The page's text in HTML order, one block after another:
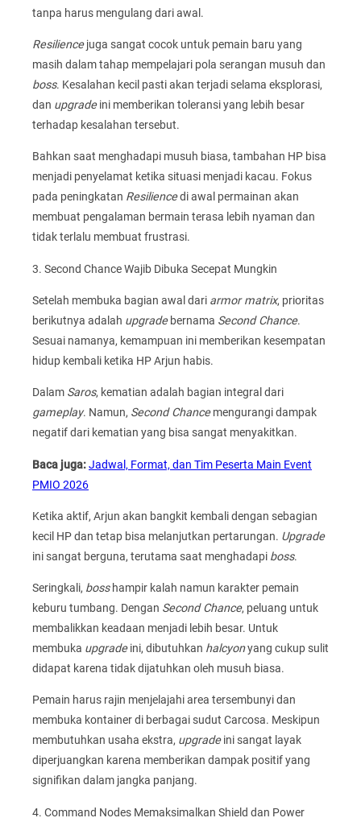
tanpa harus mengulang dari awal.
Resiliencejuga sangat cocok untuk pemain baru yang
masih dalam tahap mempelajari pola serangan musuh dan
boss. Kesalahan kecil pasti akan terjadi selama eksplorasi,
dan upgradeini memberikan toleransi yang lebih besar
terhadap kesalahan tersebut.
Bahkan saat menghadapi musuh biasa, tambahan HP bisa
menjadi penyelamat ketika situasi menjadi kacau. Fokus
pada peningkatan Resiliencedi awal permainan akan
membuat pengalaman bermain terasa lebih nyaman dan
tidak terlalu membuat frustrasi.
3. Second Chance Wajib Dibuka Secepat Mungkin
Setelah membuka bagian awal dari armor matrix, prioritas
berikutnya adalah upgradebernama Second Chance.
Sesuai namanya, kemampuan ini memberikan kesempatan
hidup kembali ketika HP Arjun habis.
Dalam Saros, kematian adalah bagian integral dari
gameplay. Namun, Second Chancemengurangi dampak
negatif dari kematian yang bisa sangat menyakitkan.
Baca juga:Jadwal, Format, dan Tim Peserta Main Event
PMIO 2026
Ketika aktif, Arjun akan bangkit kembali dengan sebagian
kecil HP dan tetap bisa melanjutkan pertarungan. Upgrade
ini sangat berguna, terutama saat menghadapi boss.
Seringkali, bosshampir kalah namun karakter pemain
keburu tumbang. Dengan Second Chance, peluang untuk
membalikkan keadaan menjadi lebih besar. Untuk
membuka upgradeini, dibutuhkan halcyonyang cukup sulit
didapat karena tidak dijatuhkan oleh musuh biasa.
Pemain harus rajin menjelajahi area tersembunyi dan
membuka kontainer di berbagai sudut Carcosa. Meskipun
membutuhkan usaha ekstra, upgradeini sangat layak
diperjuangkan karena memberikan dampak positif yang
signifikan dalam jangka panjang.
4. Command Nodes Memaksimalkan Shield dan Power